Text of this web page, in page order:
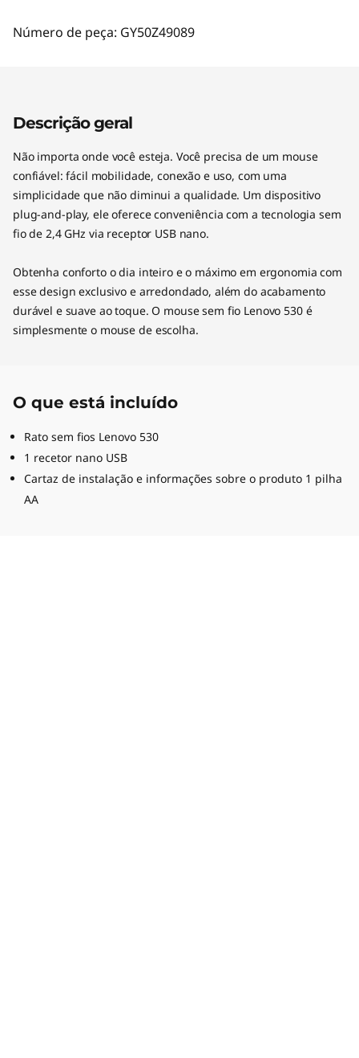
Número de peça: GY50Z49089
Descrição geral
Não importa onde você esteja. Você precisa de um mouse
confiável: fácil mobilidade, conexão e uso, com uma
simplicidade que não diminui a qualidade. Um dispositivo
plug-and-play, ele oferece conveniência com a tecnologia sem
fio de 2,4 GHz via receptor USB nano.
Obtenha conforto o dia inteiro e o máximo em ergonomia com
esse design exclusivo e arredondado, além do acabamento
durável e suave ao toque. O mouse sem fio Lenovo 530 é
simplesmente o mouse de escolha.
O que está incluído
Rato sem fios Lenovo 530
1 recetor nano USB
Cartaz de instalação e informações sobre o produto 1 pilha
AA